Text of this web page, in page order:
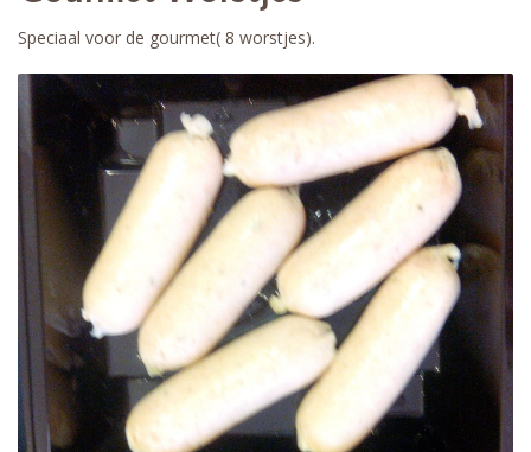
Speciaal voor de gourmet( 8 worstjes).